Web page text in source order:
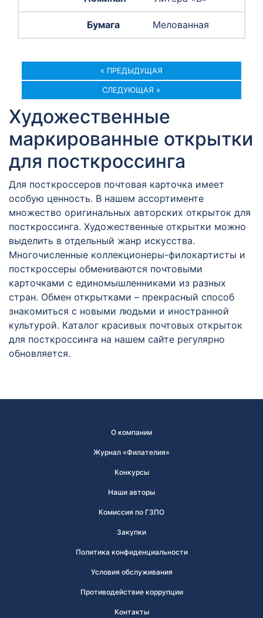
Мелованная
« ПРЕДЫДУЩАЯ
СЛЕДУЮЩАЯ »
Художественные
маркированные открытки
для посткроссинга
Для посткроссеров почтовая карточка имеет
особую ценность. В нашем ассортименте
множество оригинальных авторских открыток для
посткроссинга. Художественные открытки можно
выделить в отдельный жанр искусства.
Многочисленные коллекционеры-филокартисты и
посткроссеры обмениваются почтовыми
карточками с единомышленниками из разных
стран. Обмен открытками – прекрасный способ
знакомиться с новыми людьми и иностранной
культурой. Каталог красивых почтовых открыток
для посткроссинга на нашем сайте регулярно
обновляется.
О компании
Журнал «Филателия»
Конкурсы
Наши авторы
Комиссия по ГЗПО
Закупки
Политика конфиденциальности
Условия обслуживания
Противодействие коррупции
Контакты